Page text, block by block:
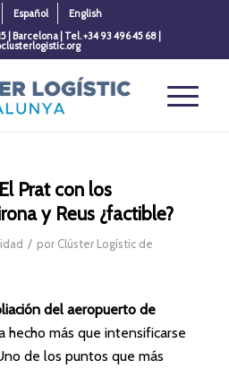
Español
English
| Barcelona | Tel. +34 93 496 45 68 |
Prat con los
y Reus ¿factible?
/ por Clúster Logístic de
del aeropuerto de
hecho más que intensificarse
de los puntos que más